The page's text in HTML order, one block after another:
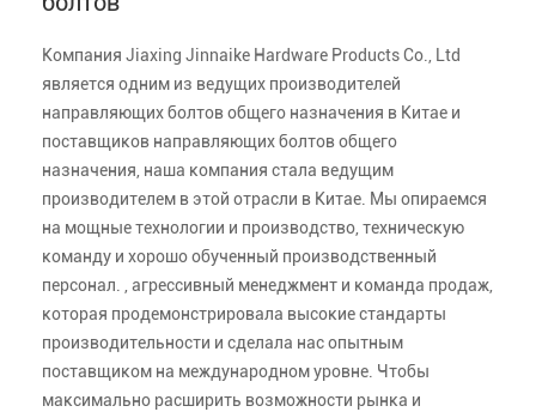
Компания Jiaxing Jinnaike Hardware Products Co., Ltd
является одним из ведущих производителей
направляющих болтов общего назначения в Китае и
поставщиков направляющих болтов общего
назначения, наша компания стала ведущим
производителем в этой отрасли в Китае. Мы опираемся
на мощные технологии и производство, техническую
команду и хорошо обученный производственный
персонал. , агрессивный менеджмент и команда продаж,
которая продемонстрировала высокие стандарты
производительности и сделала нас опытным
поставщиком на международном уровне. Чтобы
максимально расширить возможности рынка и